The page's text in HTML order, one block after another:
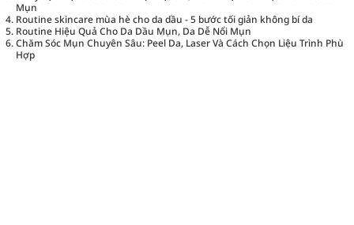
Mụn
Routine skincare mùa hè cho da dầu - 5 bước tối giản không bí da
Routine Hiệu Quả Cho Da Dầu Mụn, Da Dễ Nổi Mụn
Chăm Sóc Mụn Chuyên Sâu: Peel Da, Laser Và Cách Chọn Liệu Trình Phù
Hợp